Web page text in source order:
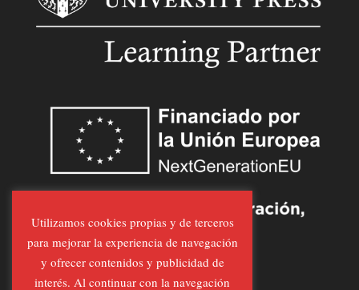
Utilizamos cookies propias y de terceros
para mejorar la experiencia de navegación
y ofrecer contenidos y publicidad de
interés. Al continuar con la navegación